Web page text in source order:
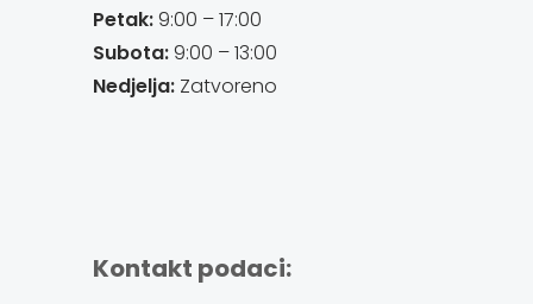
Petak:9:00 – 17:00
Subota:9:00 – 13:00
Nedjelja:Zatvoreno
Kontakt podaci: